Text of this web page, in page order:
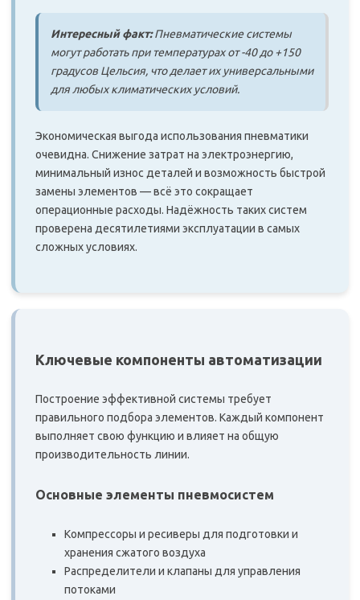
Интересный факт:Пневматические системы
могут работать при температурах от -40 до +150
градусов Цельсия, что делает их универсальными
для любых климатических условий.
Экономическая выгода использования пневматики
очевидна. Снижение затрат на электроэнергию,
минимальный износ деталей и возможность быстрой
замены элементов — всё это сокращает
операционные расходы. Надёжность таких систем
проверена десятилетиями эксплуатации в самых
сложных условиях.
Ключевые компоненты автоматизации
Построение эффективной системы требует
правильного подбора элементов. Каждый компонент
выполняет свою функцию и влияет на общую
производительность линии.
Основные элементы пневмосистем
Компрессоры и ресиверы для подготовки и
хранения сжатого воздуха
Распределители и клапаны для управления
потоками